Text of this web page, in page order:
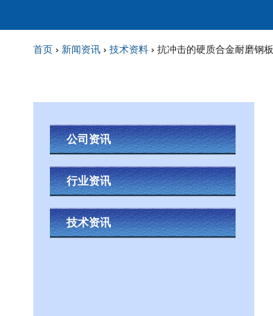
首页 › 新闻资讯 › 技术资料 › 抗冲击的硬质合金耐磨钢板
公司资讯
行业资讯
技术资讯